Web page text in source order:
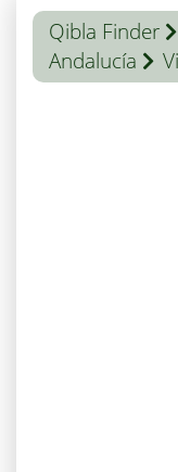
Qibla Finder
Andalucía